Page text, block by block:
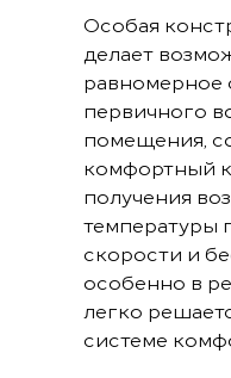
Особая
делает
равномерное
первичного
помещения,
комфортный
получения
температуры
скорости и
особенно в
легко
системе